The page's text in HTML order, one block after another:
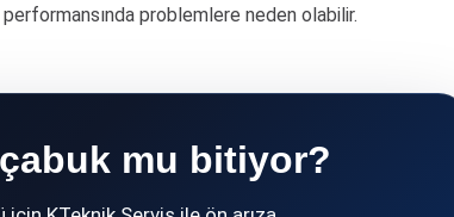
problemlere neden olabilir.
mu bitiyor?